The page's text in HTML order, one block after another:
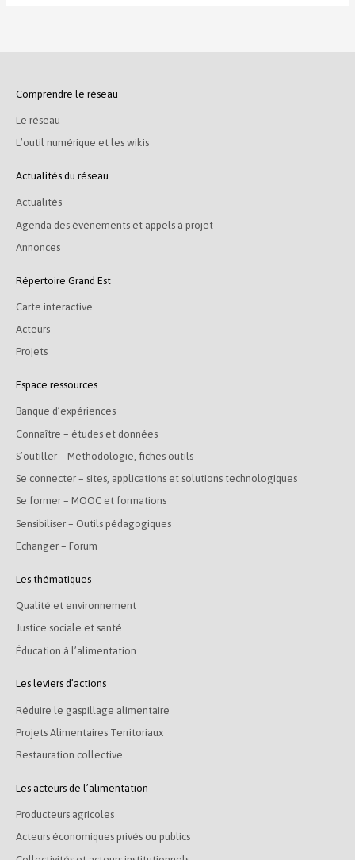
Comprendre le réseau
Le réseau
L’outil numérique et les wikis
Actualités du réseau
Actualités
Agenda des événements et appels à projet
Annonces
Répertoire Grand Est
Carte interactive
Acteurs
Projets
Espace ressources
Banque d’expériences
Connaître – études et données
S’outiller – Méthodologie, fiches outils
Se connecter – sites, applications et solutions technologiques
Se former – MOOC et formations
Sensibiliser – Outils pédagogiques
Echanger – Forum
Les thématiques
Qualité et environnement
Justice sociale et santé
Éducation à l’alimentation
Les leviers d’actions
Réduire le gaspillage alimentaire
Projets Alimentaires Territoriaux
Restauration collective
Les acteurs de l’alimentation
Producteurs agricoles
Acteurs économiques privés ou publics